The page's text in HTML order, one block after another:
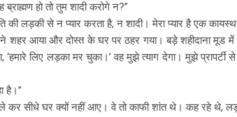
हो तो तुम शादी करोगे न?”
की लड़की से न प्यार करता है, न शादी। मेरा प्यार है एक
आया और दोस्त के घर पर ठहर गया। बड़े शहीदाना मूड में
‘हमारे लिए लड़का मर चुका।’ वह मुझे त्याग देगा। मुझे
है।”
ले कर सीधे घर क्यों नहीं आए। वे तो काफी शांत थे। कह रहे